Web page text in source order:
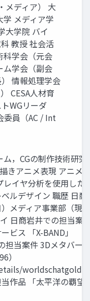
メディア） 大
メディア学
大学院 バイ
教授 社会活
科学会（元会
ム学会（副会
情報処理学会
CESA人材育
WGリーダ
委員（AC / Int
，CGの制作技術研究
きアニメ表現 アニメ
イヤ分析を使用した
ルデザイン 職歴 日商
メディア事業部（現：
日商岩井での担当案
ビス 「X-BAND」
担当案件 3Dメタバース
）
worldschatgold
作品 「太平洋の覇望